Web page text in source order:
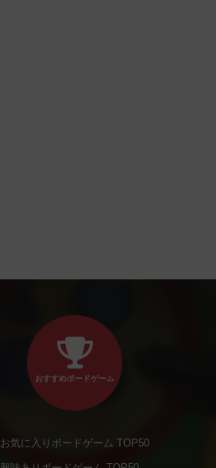
おすすめボードゲーム
お気に入りボードゲーム TOP50